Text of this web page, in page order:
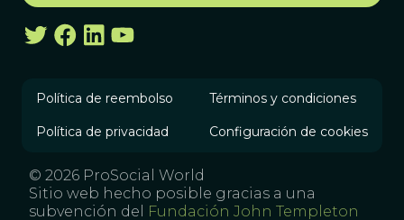
Política de reembolso Términos y condiciones
Política de privacidad Configuración de cookies
© 2026 ProSocial World
Sitio web hecho posible gracias a una
subvención del
Fundación John Templeton